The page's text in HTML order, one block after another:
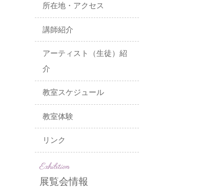
所在地・アクセス
講師紹介
アーティスト（生徒）紹
介
教室スケジュール
教室体験
リンク
Exhibition
展覧会情報